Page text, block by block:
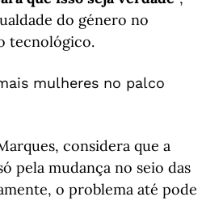
do género no
tecnológico.
mulheres no palco
considera que a
pela mudança no seio das
o problema até pode